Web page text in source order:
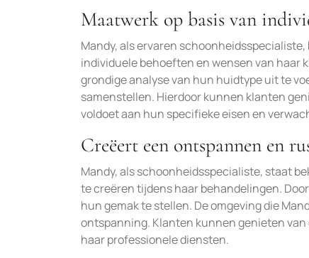
Maatwerk op basis van
Mandy, als ervaren
individuele behoeften en wensen van haar
grondige analyse van hun huidtype uit te
samenstellen. Hierdoor kunnen klanten
voldoet aan hun specifieke eisen en
Creëert een ontspannen en
Mandy, als schoonheidsspecialiste, staat
te creëren tijdens haar behandelingen.
hun gemak te stellen. De omgeving die
ontspanning. Klanten kunnen genieten
haar professionele diensten.